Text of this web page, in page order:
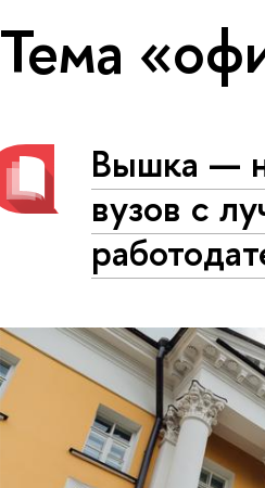
Тема
Вышка —
вузов с